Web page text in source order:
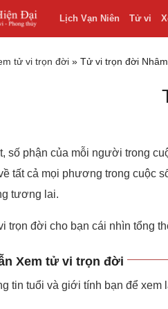
Lịch Vạn Niên Tử vi
tử vi trọn đời » Tử vi trọn đời
số phận của mỗi người trong
tất cả mọi phương trong cuộc
tương lai.
trọn đời cho bạn cái nhìn tổng
Xem tử vi trọn đời
tin tuổi và giới tính bạn để xem